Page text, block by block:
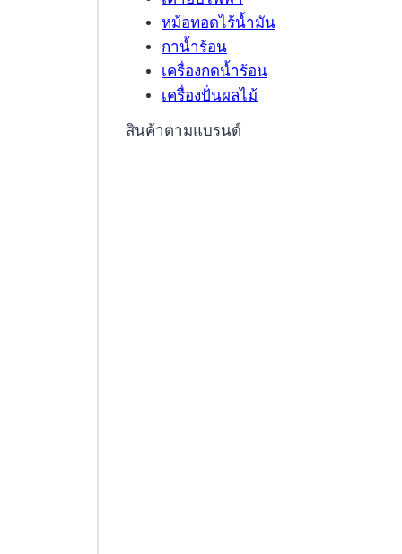
หม้อทอดไร้น้ำมัน
กาน้ำร้อน
เครื่องกดน้ำร้อน
เครื่องปั่นผลไม้
สินค้าตามแบรนด์